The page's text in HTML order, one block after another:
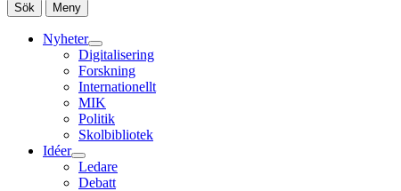
Sök Meny
Nyheter
Digitalisering
Forskning
Internationellt
MIK
Politik
Skolbibliotek
Idéer
Ledare
Debatt